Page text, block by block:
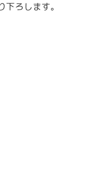
ろします。